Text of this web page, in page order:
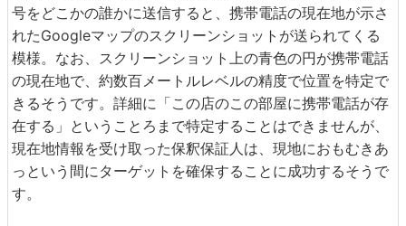
号をどこかの誰かに送信すると、携帯電話の現在地が示さ
れたGoogleマップのスクリーンショットが送られてくる
模様。なお、スクリーンショット上の青色の円が携帯電話
の現在地で、約数百メートルレベルの精度で位置を特定で
きるそうです。詳細に「この店のこの部屋に携帯電話が存
在する」ということろまで特定することはできませんが、
現在地情報を受け取った保釈保証人は、現地におもむきあ
っという間にターゲットを確保することに成功するそうで
す。